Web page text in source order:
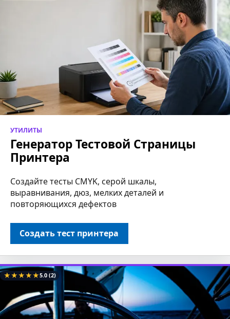
УТИЛИТЫ
Генератор Тестовой Страницы
Принтера
Создайте тесты CMYK, серой шкалы,
выравнивания, дюз, мелких деталей и
повторяющихся дефектов
Создать тест принтера
★★★★★5.0(2)